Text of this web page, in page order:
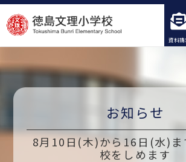
コ
ン
へ
資料請
お知らせ
8月10日(木)から16日(水)ま
校をしめます